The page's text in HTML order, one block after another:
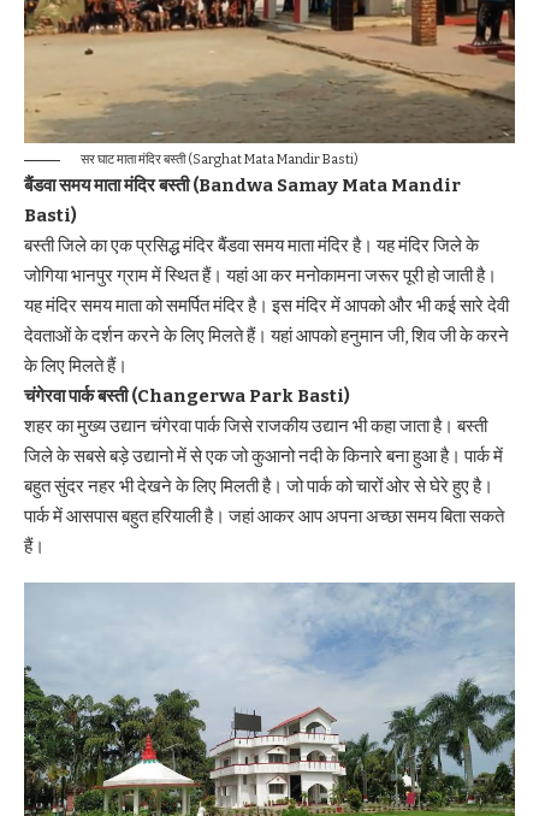
सर घाट माता मंदिर बस्ती (Sarghat Mata Mandir Basti)
बैंडवा समय माता मंदिर बस्ती (Bandwa Samay Mata Mandir
Basti)
बस्ती जिले का एक प्रसिद्ध मंदिर बैंडवा समय माता मंदिर है। यह मंदिर जिले के
जोगिया भानपुर ग्राम में स्थित हैं। यहां आ कर मनोकामना जरूर पूरी हो जाती है।
यह मंदिर समय माता को समर्पित मंदिर है। इस मंदिर में आपको और भी कई सारे देवी
देवताओं के दर्शन करने के लिए मिलते हैं। यहां आपको हनुमान जी, शिव जी के करने
के लिए मिलते हैं।
चंगेरवा पार्क बस्ती (Changerwa Park Basti)
शहर का मुख्य उद्यान चंगेरवा पार्क जिसे राजकीय उद्यान भी कहा जाता है। बस्ती
जिले के सबसे बड़े उद्यानो में से एक जो कुआनो नदी के किनारे बना हुआ है। पार्क में
बहुत सुंदर नहर भी देखने के लिए मिलती है। जो पार्क को चारों ओर से घेरे हुए है।
पार्क में आसपास बहुत हरियाली है। जहां आकर आप अपना अच्छा समय बिता सकते
हैं।